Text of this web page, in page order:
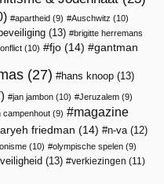
apartheid (9) Auschwitz (10)
(13)
brigitte herremans
(10) fjo (14) gantman
(27) hans knoop (13)
jan jambon (10) Jeruzalem (9)
campenhout (9)
magazine
friedman (14) n-va (12)
(10) olympische spelen (9)
veiligheid (13) verkiezingen (11)